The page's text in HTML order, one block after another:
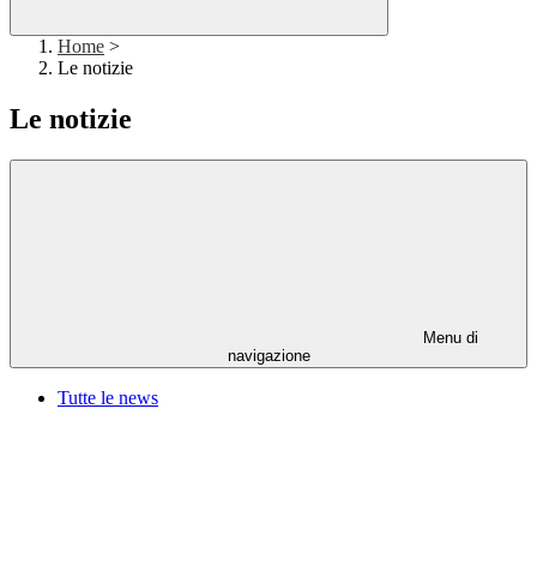
Home >
Le notizie
Le notizie
Menu di
navigazione
Tutte le news